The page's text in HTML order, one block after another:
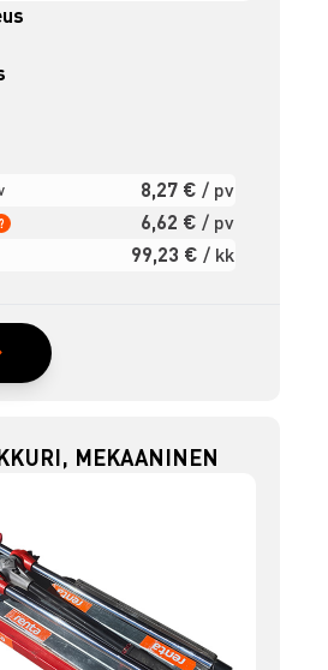
8,27 € / pv
? 6,62 € / pv
99,23 € / kk
MEKAANINEN